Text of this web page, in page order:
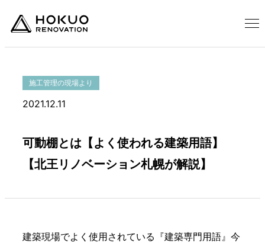
施工管理の現場より
2021.12.11
可動棚とは【よく使われる建築用語】
【北王リノベーション札幌が解説】
建築現場でよく使用されている『建築専門用語』今